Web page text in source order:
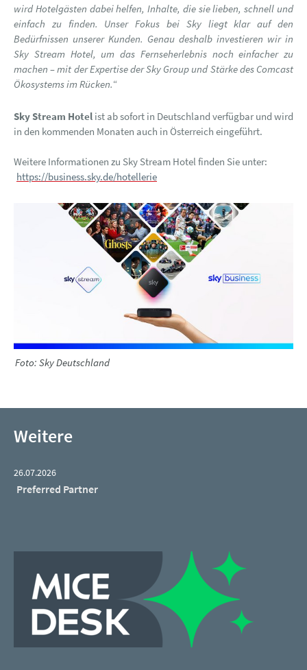
wird Hotelgästen dabei helfen, Inhalte, die sie lieben, schnell und
einfach zu finden. Unser Fokus bei Sky liegt klar auf den
Bedürfnissen unserer Kunden. Genau deshalb investieren wir in
Sky Stream Hotel, um das Fernseherlebnis noch einfacher zu
machen – mit der Expertise der Sky Group und Stärke des Comcast
Ökosystems im Rücken.“
Sky Stream Hotel ist ab sofort in Deutschland verfügbar und wird
in den kommenden Monaten auch in Österreich eingeführt.
Weitere Informationen zu Sky Stream Hotel finden Sie unter:
https://business.sky.de/hotellerie
Foto: Sky Deutschland
Weitere
26.07.2026
Preferred Partner